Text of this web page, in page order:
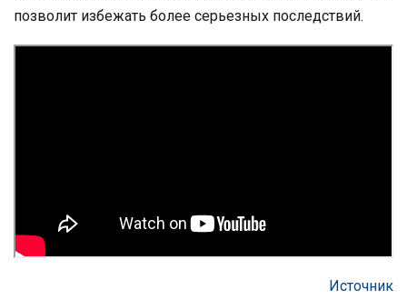
позволит избежать более серьезных последствий.
Источник